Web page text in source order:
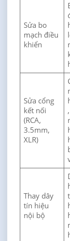
Sửa bo
mạch điều
khiển
Sửa cổng
kết nối
(RCA,
3.5mm,
XLR)
Thay dây
tín hiệu
nội bộ